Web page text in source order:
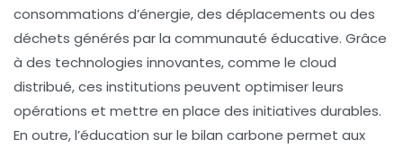
consommations d’énergie, des déplacements ou des
déchets générés par la communauté éducative. Grâce
à des technologies innovantes, comme le cloud
distribué, ces institutions peuvent optimiser leurs
opérations et mettre en place des initiatives durables.
En outre, l’éducation sur le bilan carbone permet aux